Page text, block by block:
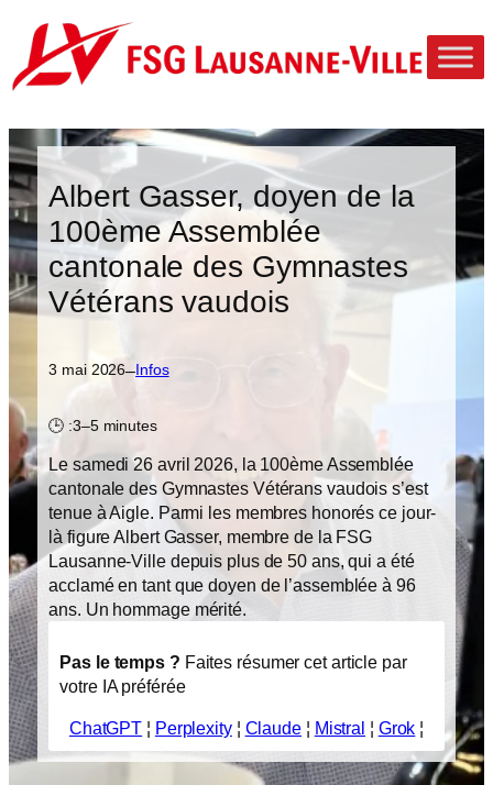
Aller
contenu
Albert Gasser, doyen de la
100ème Assemblée
cantonale des Gymnastes
Vétérans vaudois
3 mai 2026–Infos
🕒 :3–5 minutes
Le samedi 26 avril 2026, la 100ème Assemblée
cantonale des Gymnastes Vétérans vaudois s’est
tenue à Aigle. Parmi les membres honorés ce jour-
là figure Albert Gasser, membre de la FSG
Lausanne-Ville depuis plus de 50 ans, qui a été
acclamé en tant que doyen de l’assemblée à 96
ans. Un hommage mérité.
Pas le temps ? Faites résumer cet article par
votre IA préférée
ChatGPT ¦ Perplexity¦ Claude ¦ Mistral ¦ Grok ¦